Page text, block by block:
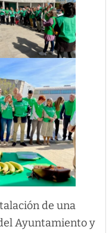
de una
Ayuntamiento y